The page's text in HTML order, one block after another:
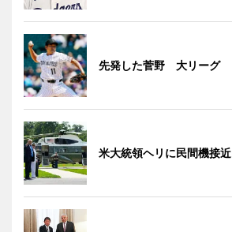
先発した菅野 大リーグ
米大統領ヘリに民間機接近